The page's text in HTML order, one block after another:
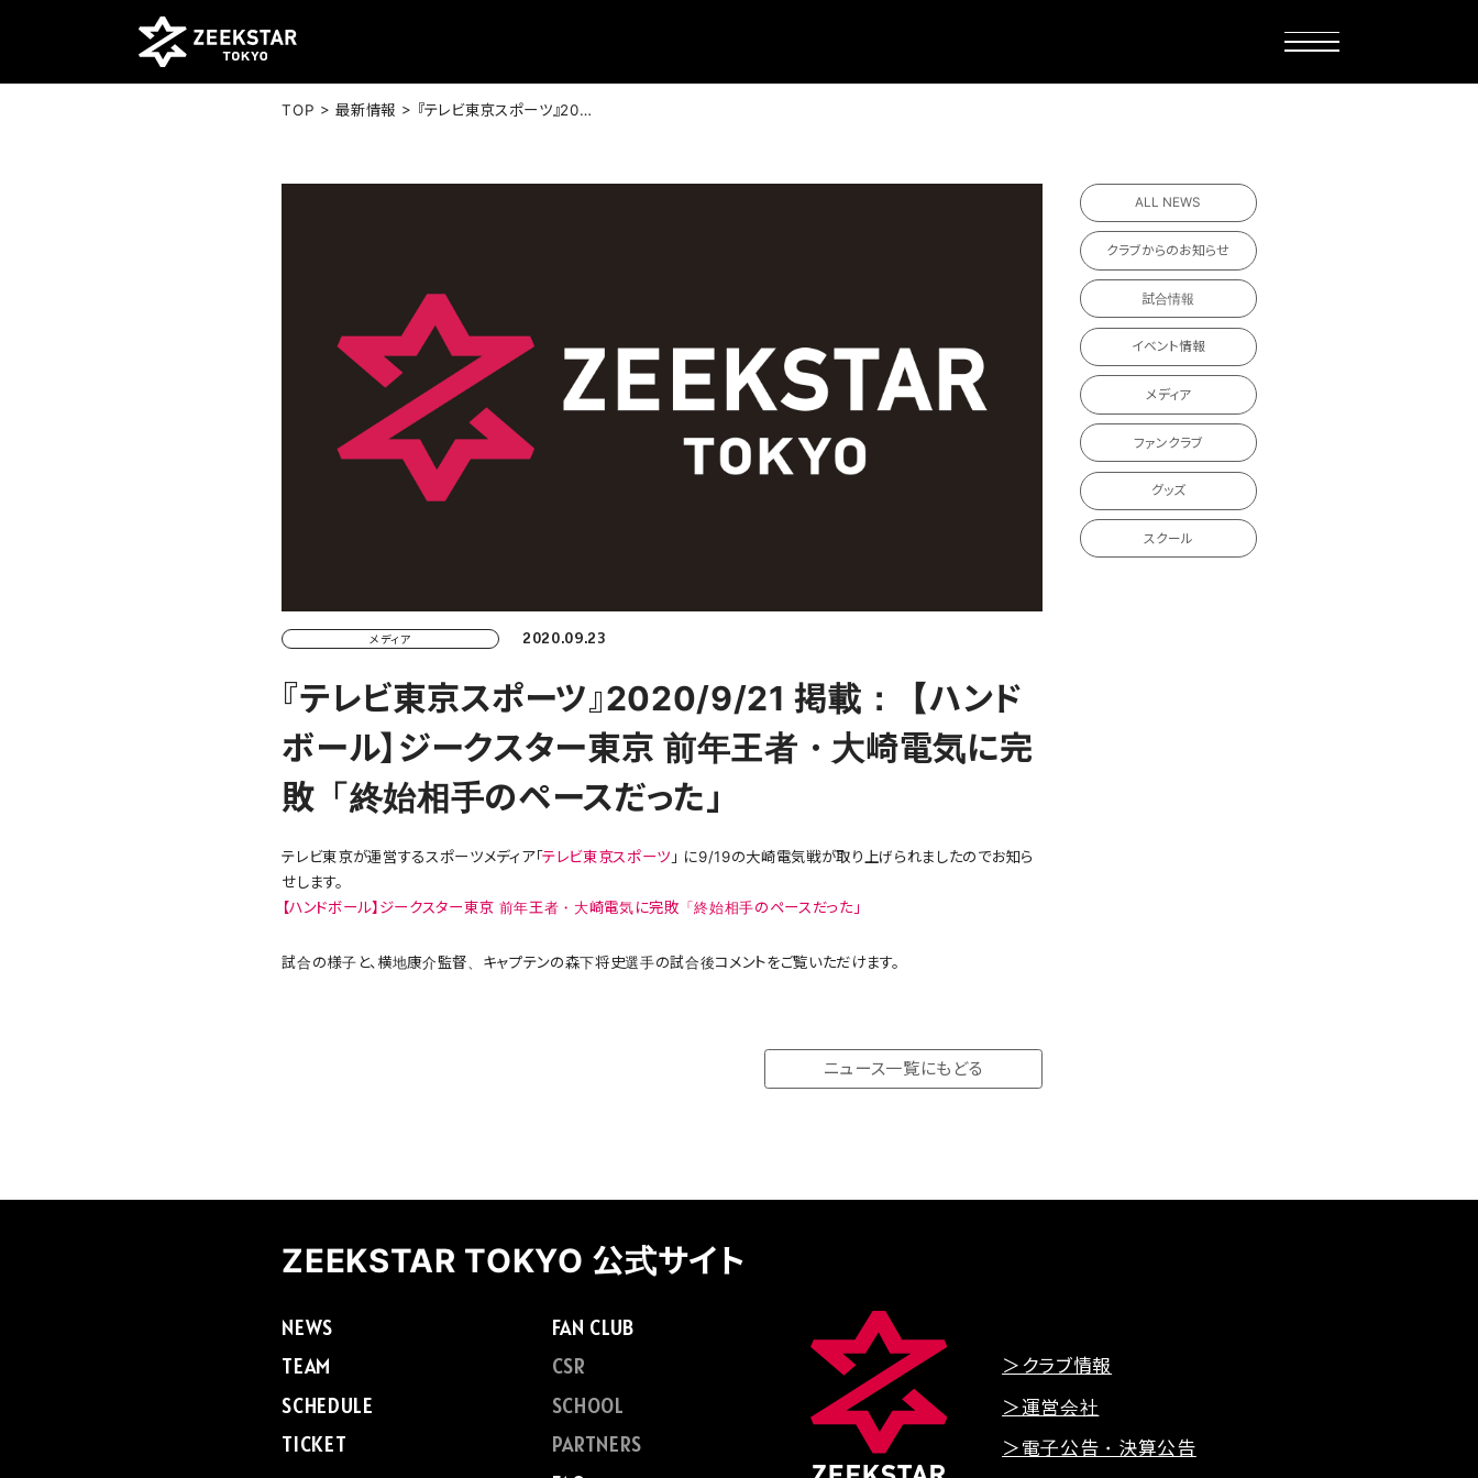
TOP >最新情報 > 『テレビ東京スポーツ』2020/9/21 掲載：【ハンドボール】ジークスター東京 前年王者・大崎電気に完敗「終始相手のペースだった」
メディア 2020.09.23
『テレビ東京スポーツ』2020/9/21 掲載：【ハンド
ボール】ジークスター東京 前年王者・大崎電気に完
敗「終始相手のペースだった」
テレビ東京が運営するスポーツメディア「テレビ東京スポーツ 」 に9/19の大崎電気戦が取り上げられましたのでお知ら
せします。
【ハンドボール】ジークスター東京 前年王者・大崎電気に完敗「終始相手のペースだった」
試合の様子と、横地康介監督、キャプテンの森下将史選手の試合後コメントをご覧いただけます。
ニュース一覧にもどる
ALL NEWS
クラブからのお知らせ
試合情報
イベント情報
メディア
ファンクラブ
グッズ
スクール
ZEEKSTAR TOKYO 公式サイト
NEWS
TEAM
SCHEDULE
TICKET
FAN CLUB
CSR
SCHOOL
PARTNERS
＞クラブ情報
＞運営会社
＞電子公告・決算公告